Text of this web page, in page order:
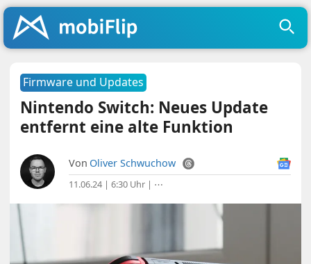
Firmware und Updates
Nintendo Switch: Neues Update
entfernt eine alte Funktion
Von Oliver Schwuchow
11.06.24 | 6:30 Uhr | ⋯